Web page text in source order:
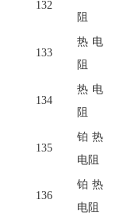
132
阻
133
热电
阻
134
热电
阻
135
铂热
电阻
136
铂热
电阻